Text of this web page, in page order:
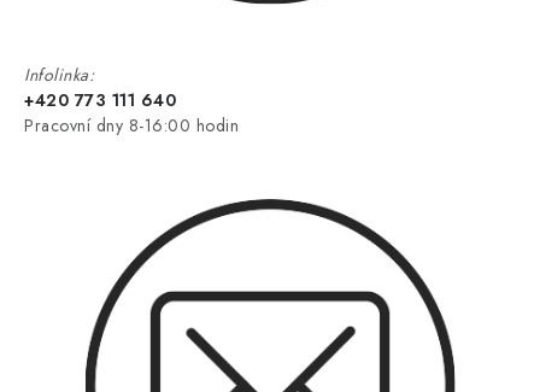
Infolinka:
+420 773 111 640
Pracovní dny 8-16:00 hodin